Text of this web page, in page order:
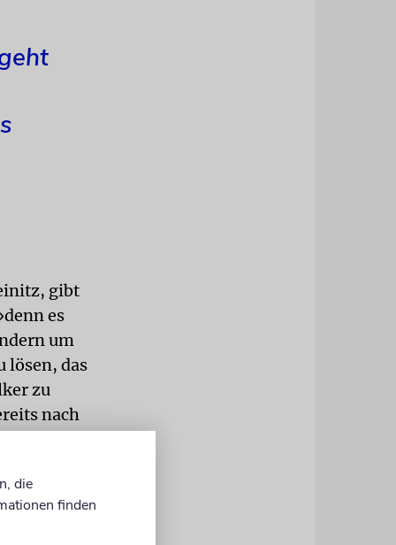
gibt
es
um
lösen, das
zu
nach
werden
nach
die
finden